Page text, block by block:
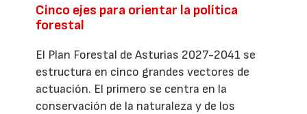
Cinco ejes para orientar la política
forestal
El Plan Forestal de Asturias 2027-2041 se
estructura en cinco grandes vectores de
actuación. El primero se centra en la
conservación de la naturaleza y de los